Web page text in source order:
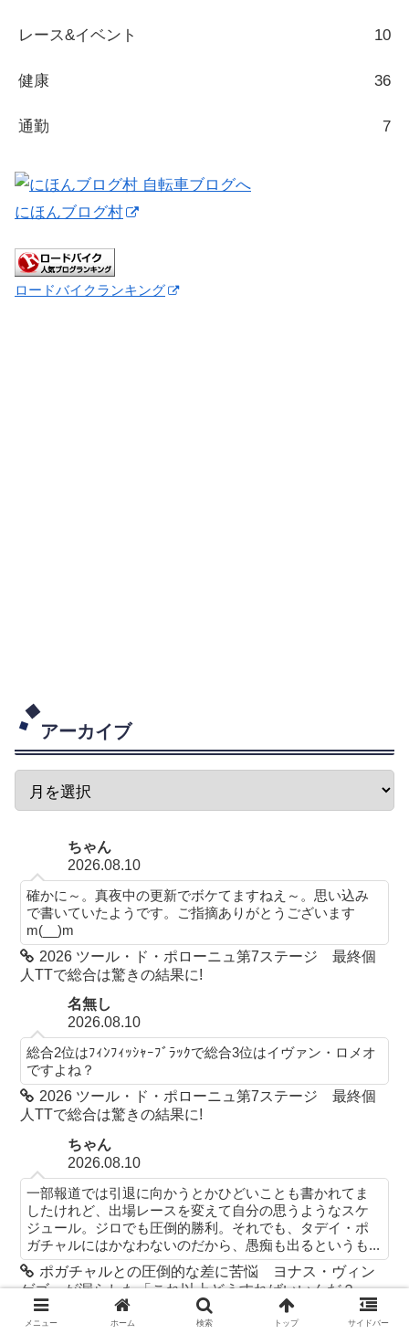
レース&イベント 10
健康 36
通勤 7
にほんブログ村
ロードバイクランキング
アーカイブ
ちゃん
2026.08.10
確かに～。真夜中の更新でボケてますねえ～。思い込み
で書いていたようです。ご指摘ありがとうございます
m(__)m
2026 ツール・ド・ポローニュ第7ステージ 最終個
人TTで総合は驚きの結果に!
名無し
2026.08.10
総合2位はﾌｨﾝﾌｨｯｼｬｰﾌﾞﾗｯｸで総合3位はイヴァン・ロメオ
ですよね？
2026 ツール・ド・ポローニュ第7ステージ 最終個
人TTで総合は驚きの結果に!
ちゃん
2026.08.10
一部報道では引退に向かうとかひどいことも書かれてま
したけれど、出場レースを変えて自分の思うようなスケ
ジュール。ジロでも圧倒的勝利。それでも、タデイ・ポ
ガチャルにはかなわないのだから、愚痴も出るというも...
ポガチャルとの圧倒的な差に苦悩 ヨナス・ヴィン
ゲゴーが漏らした「これ以上どうすればいいんだ？」
べるげん
メニュー ホーム 検索 トップ サイドバー